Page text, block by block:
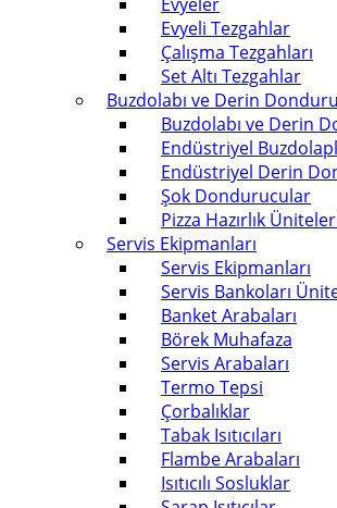
Evyeli Tezgahlar
Çalışma Tezgahları
Set Altı Tezgahlar
Buzdolabı ve Derin
Buzdolabı ve Derin
Endüstriyel
Endüstriyel Derin
Şok Dondurucular
Pizza Hazırlık
Servis Ekipmanları
Servis Ekipmanları
Servis Bankoları
Banket Arabaları
Börek Muhafaza
Servis Arabaları
Termo Tepsi
Çorbalıklar
Tabak Isıtıcıları
Flambe Arabaları
Isıtıcılı Sosluklar